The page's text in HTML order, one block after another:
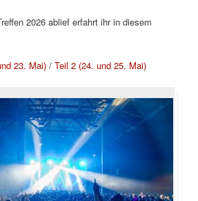
2026 ablief erfahrt ihr in diesem
23. Mai) /Teil 2 (24. und 25. Mai)